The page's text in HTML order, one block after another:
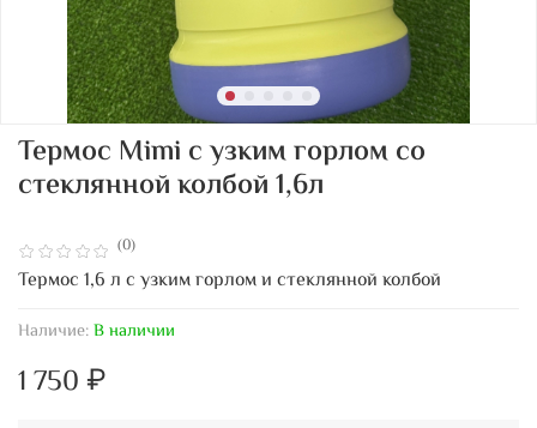
(0)
Наличие:В наличии
Термос Mimi с узким горлом со
стеклянной колбой 1,6л
1 750 ₽
Термос 1,6 л с узким горлом и стеклянной колбой